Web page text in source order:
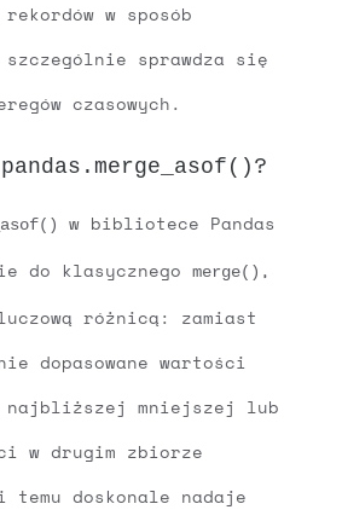
rekordów w sposób
sprawdza się
czasowych.
pandas.merge_asof() ?
w bibliotece Pandas
do klasycznego
merge() ,
różnicą: zamiast
dopasowane wartości
najbliższej mniejszej lub
w drugim zbiorze
temu doskonale nadaje